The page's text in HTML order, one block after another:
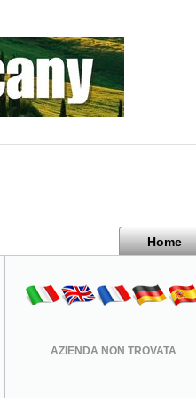
Home
AZIENDA NON TROVATA